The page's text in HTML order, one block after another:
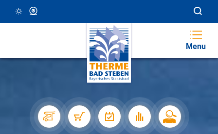
14 °C, Klar/Sonnig
Menu